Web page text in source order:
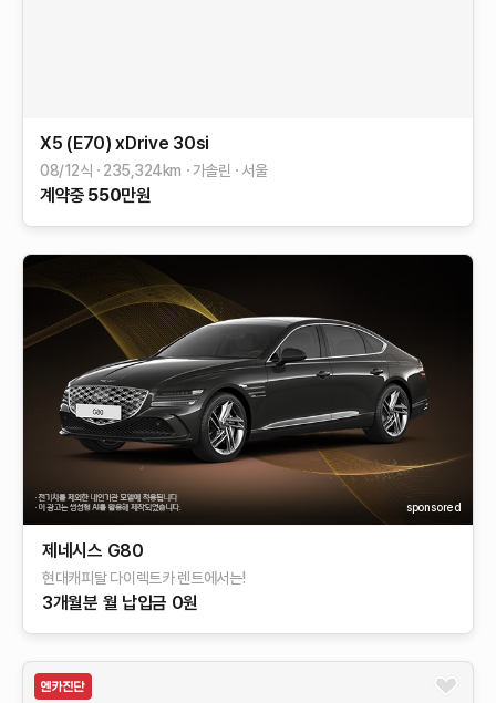
X5 (E70) xDrive 30si
08/12식 235,324km 가솔린 서울
계약중 550만원
sponsored
제네시스 G80
현대캐피탈 다이렉트카 렌트에서는!
3개월분 월 납입금 0원